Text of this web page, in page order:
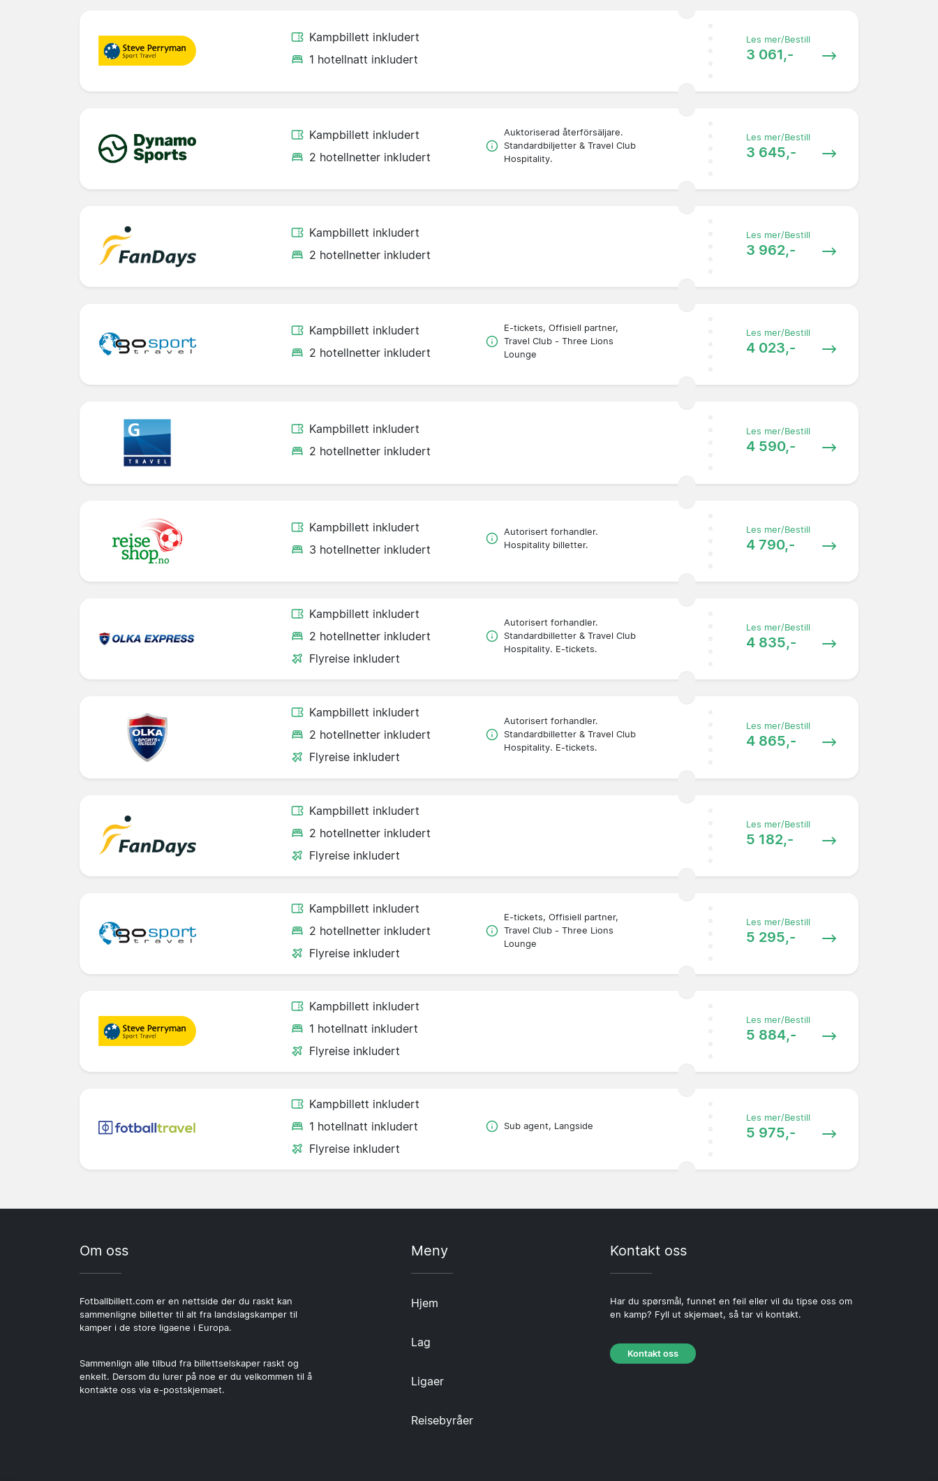
Kampbillett inkludert
1 hotellnatt inkludert
Les mer/Bestill
3 061,-
Kampbillett inkludert
2 hotellnetter inkludert
Auktoriserad återförsäljare.
Standardbiljetter & Travel Club
Hospitality.
Les mer/Bestill
3 645,-
Kampbillett inkludert
2 hotellnetter inkludert
Les mer/Bestill
3 962,-
Kampbillett inkludert
2 hotellnetter inkludert
E-tickets, Offisiell partner,
Travel Club - Three Lions
Lounge
Les mer/Bestill
4 023,-
Kampbillett inkludert
2 hotellnetter inkludert
Les mer/Bestill
4 590,-
Kampbillett inkludert
3 hotellnetter inkludert
Autorisert forhandler.
Hospitality billetter.
Les mer/Bestill
4 790,-
Kampbillett inkludert
2 hotellnetter inkludert
Flyreise inkludert
Autorisert forhandler.
Standardbilletter & Travel Club
Hospitality. E-tickets.
Les mer/Bestill
4 835,-
Kampbillett inkludert
2 hotellnetter inkludert
Flyreise inkludert
Autorisert forhandler.
Standardbilletter & Travel Club
Hospitality. E-tickets.
Les mer/Bestill
4 865,-
Kampbillett inkludert
2 hotellnetter inkludert
Flyreise inkludert
Les mer/Bestill
5 182,-
Kampbillett inkludert
2 hotellnetter inkludert
Flyreise inkludert
E-tickets, Offisiell partner,
Travel Club - Three Lions
Lounge
Les mer/Bestill
5 295,-
Kampbillett inkludert
1 hotellnatt inkludert
Flyreise inkludert
Les mer/Bestill
5 884,-
Kampbillett inkludert
1 hotellnatt inkludert
Flyreise inkludert
Sub agent, Langside
Les mer/Bestill
5 975,-
Om oss
Fotballbillett.com er en nettside der du raskt kan
sammenligne billetter til alt fra landslagskamper til
kamper i de store ligaene i Europa.
Sammenlign alle tilbud fra billettselskaper raskt og
enkelt. Dersom du lurer på noe er du velkommen til å
kontakte oss via e-postskjemaet.
Meny
Hjem
Lag
Ligaer
Reisebyråer
Kontakt oss
Har du spørsmål, funnet en feil eller vil du tipse oss om
en kamp? Fyll ut skjemaet, så tar vi kontakt.
Kontakt oss